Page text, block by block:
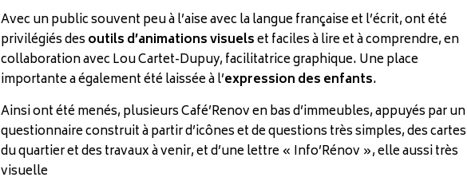
Avec un public souvent peu à l’aise avec la langue française et l’écrit, ont été
privilégiés desoutils d’animations visuelset faciles à lire et à comprendre, en
collaboration avec Lou Cartet-Dupuy, facilitatrice graphique. Une place
importante a également été laissée à l’expression des enfants.
Ainsi ont été menés, plusieurs Café’Renov en bas d’immeubles, appuyés par un
questionnaire construit à partir d’icônes et de questions très simples, des cartes
du quartier et des travaux à venir, et d’une lettre « Info’Rénov », elle aussi très
visuelle